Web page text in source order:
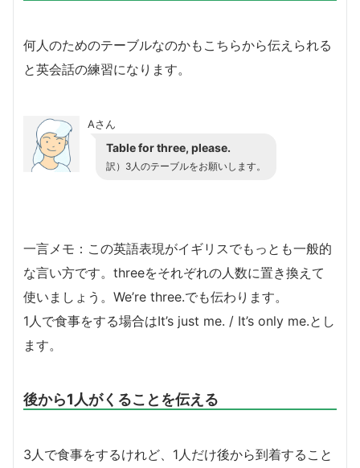
何人のためのテーブルなのかもこちらから伝えられる
と英会話の練習になります。
Aさん
Table for three, please.
訳）3人のテーブルをお願いします。
一言メモ：この英語表現がイギリスでもっとも一般的
な言い方です。threeをそれぞれの人数に置き換えて
使いましょう。We’re three.でも伝わります。
1人で食事をする場合はIt’s just me. / It’s only me.とし
ます。
後から1人がくることを伝える
3人で食事をするけれど、1人だけ後から到着すること